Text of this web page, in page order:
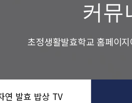
커뮤
초정생활발효학교 홈페이
연 발효 밥상 TV